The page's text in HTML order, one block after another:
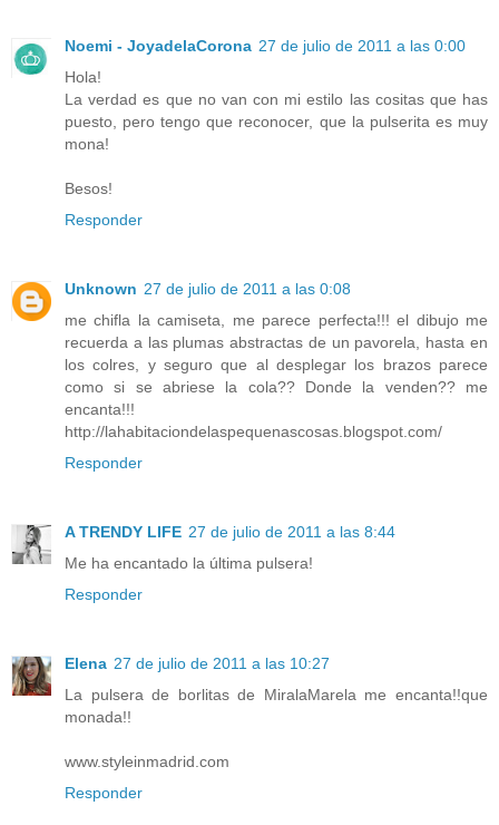
Noemi - JoyadelaCorona 27 de julio de 2011 a las 0:00
Hola!
La verdad es que no van con mi estilo las cositas que has
puesto, pero tengo que reconocer, que la pulserita es muy
mona!
Besos!
Responder
Unknown 27 de julio de 2011 a las 0:08
me chifla la camiseta, me parece perfecta!!! el dibujo me
recuerda a las plumas abstractas de un pavorela, hasta en
los colres, y seguro que al desplegar los brazos parece
como si se abriese la cola?? Donde la venden?? me
encanta!!!
http://lahabitaciondelaspequenascosas.blogspot.com/
Responder
A TRENDY LIFE 27 de julio de 2011 a las 8:44
Me ha encantado la última pulsera!
Responder
Elena 27 de julio de 2011 a las 10:27
La pulsera de borlitas de MiralaMarela me encanta!!que
monada!!
www.styleinmadrid.com
Responder